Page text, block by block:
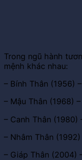
Trong ngũ hành
mệnh khác nhau:
– Bính Thân (1956)
– Mậu Thân (1968)
– Canh Thân (1980)
– Nhâm Thân
– Giáp Thân (2004)